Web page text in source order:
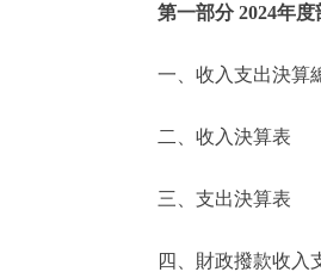
第一部分 2024年度
一、收入支出決算
二、收入決算表
三、支出決算表
四、財政撥款收入